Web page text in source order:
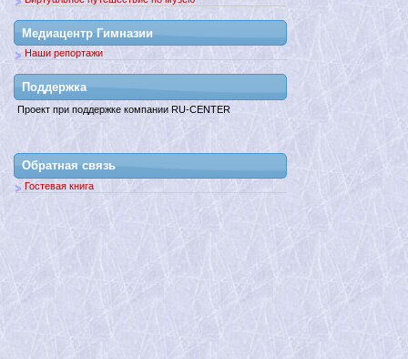
Медиацентр Гимназии
Наши репортажи
Поддержкa
Проект при поддержке компании RU-CENTER
Обратная связь
Гостевая книга